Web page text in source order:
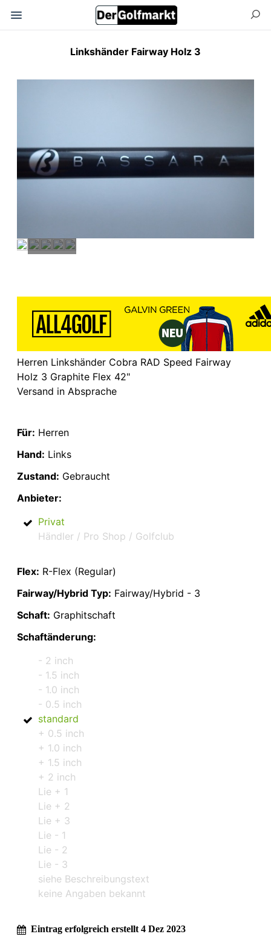
Linkshänder Fairway Holz 3
Herren Linkshänder Cobra RAD Speed Fairway
Holz 3 Graphite Flex 42"
Versand in Absprache
Für: Herren
Hand: Links
Zustand: Gebraucht
Anbieter:
Privat
Händler / Pro Shop / Golfclub
Flex: R-Flex (Regular)
Fairway/Hybrid Typ: Fairway/Hybrid - 3
Schaft: Graphitschaft
Schaftänderung:
- 2 inch
- 1.5 inch
- 1.0 inch
- 0.5 inch
standard
+ 0.5 inch
+ 1.0 inch
+ 1.5 inch
+ 2 inch
Lie + 1
Lie + 2
Lie + 3
Lie - 1
Lie - 2
Lie - 3
siehe Beschreibungstext
keine Angaben bekannt
Eintrag erfolgreich erstellt 4 Dez 2023